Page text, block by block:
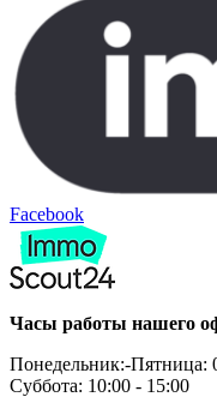
Facebook
Часы работы нашего
Понедельник:-Пятница:
Суббота: 10:00 - 15:00